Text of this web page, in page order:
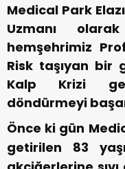
Medical Park
Uzmanı
hemşehrimiz
Risk taşıyan bir
Kalp Krizi
döndürmeyi
Önce ki gün
getirilen 83